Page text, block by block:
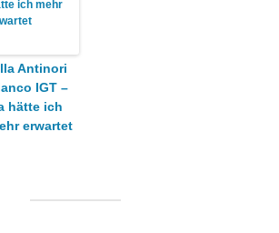
Antinori
IGT –
hätte ich
erwartet